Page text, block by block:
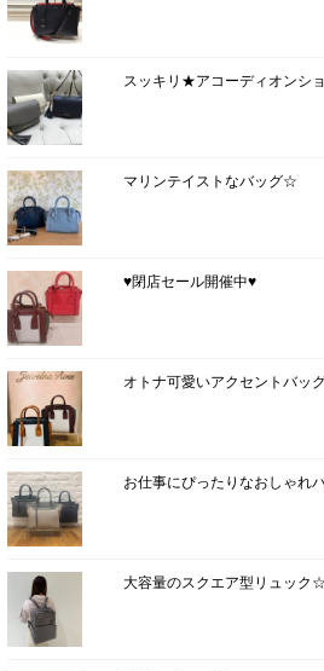
スッキリ★アコーディオンシ
マリンテイストなバッグ☆
♥閉店セール開催中♥
オトナ可愛いアクセントバッ
お仕事にぴったりなおしゃれ
大容量のスクエア型リュック☆